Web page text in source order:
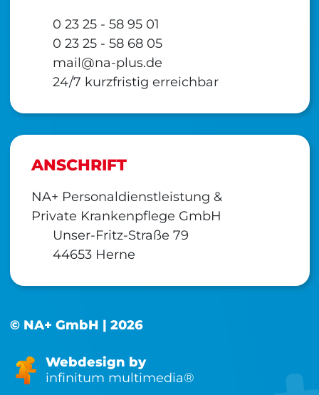
0 23 25 - 58 95 01
0 23 25 - 58 68 05
mail@na-plus.de
24/7 kurzfristig erreichbar
ANSCHRIFT
NA+ Personaldienstleistung &
Private Krankenpflege GmbH
Unser-Fritz-Straße 79
44653 Herne
© NA+ GmbH | 2026
Webdesign by
infinitum multimedia®